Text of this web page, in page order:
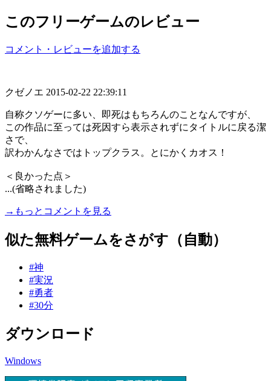
このフリーゲームのレビュー
コメント・レビューを追加する
クゼノエ 2015-02-22 22:39:11
自称クソゲーに多い、即死はもちろんのことなんですが、
この作品に至っては死因すら表示されずにタイトルに戻る潔
さで、
訳わかんなさではトップクラス。とにかくカオス！
＜良かった点＞
...(省略されました)
→もっとコメントを見る
似た無料ゲームをさがす（自動）
#神
#実況
#勇者
#30分
ダウンロード
Windows